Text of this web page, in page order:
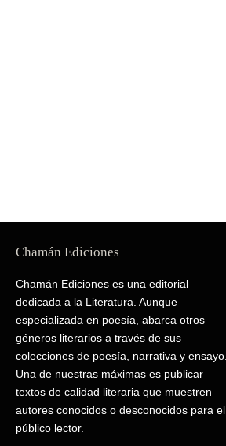
Chamán Ediciones
Chamán Ediciones es una editorial
dedicada a la Literatura. Aunque
especializada en poesía, abarca otros
géneros literarios a través de sus
colecciones de poesía, narrativa y ensayo.
Una de nuestras máximas es publicar
textos de calidad literaria que muestren
autores conocidos o desconocidos para el
público lector.